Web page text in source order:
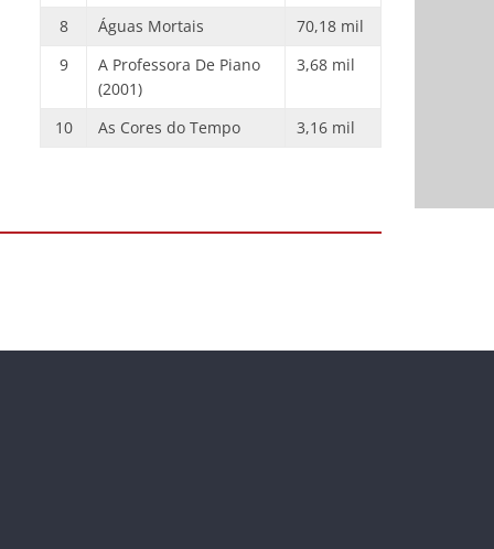
8
Águas Mortais
70,18 mil
9
A Professora De Piano
(2001)
3,68 mil
10 As Cores do Tempo 3,16 mil